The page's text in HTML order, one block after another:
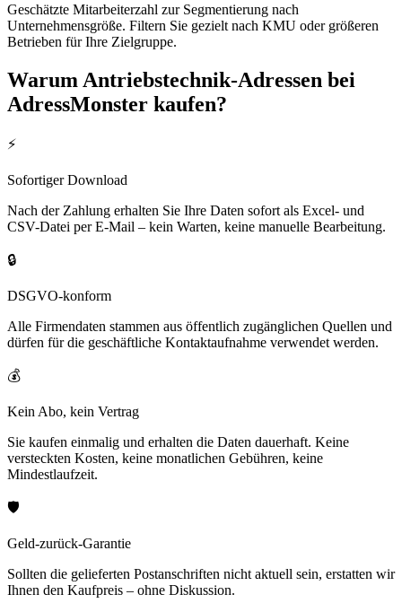
Geschätzte Mitarbeiterzahl zur Segmentierung nach
Unternehmensgröße. Filtern Sie gezielt nach KMU oder größeren
Betrieben für Ihre Zielgruppe.
Warum Antriebstechnik-Adressen bei
AdressMonster kaufen?
⚡
Sofortiger Download
Nach der Zahlung erhalten Sie Ihre Daten sofort als Excel- und
CSV-Datei per E-Mail – kein Warten, keine manuelle Bearbeitung.
🔒
DSGVO-konform
Alle Firmendaten stammen aus öffentlich zugänglichen Quellen und
dürfen für die geschäftliche Kontaktaufnahme verwendet werden.
💰
Kein Abo, kein Vertrag
Sie kaufen einmalig und erhalten die Daten dauerhaft. Keine
versteckten Kosten, keine monatlichen Gebühren, keine
Mindestlaufzeit.
🛡️
Geld-zurück-Garantie
Sollten die gelieferten Postanschriften nicht aktuell sein, erstatten wir
Ihnen den Kaufpreis – ohne Diskussion.